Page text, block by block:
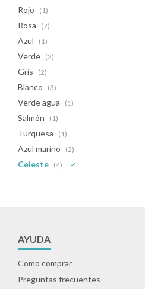
Rojo (1)
Rosa (7)
Azul (1)
Verde (2)
Gris (2)
Blanco (3)
Verde agua (1)
Salmón (1)
Turquesa (1)
Azul marino (2)
Celeste (4)
AYUDA
Como comprar
Preguntas frecuentes